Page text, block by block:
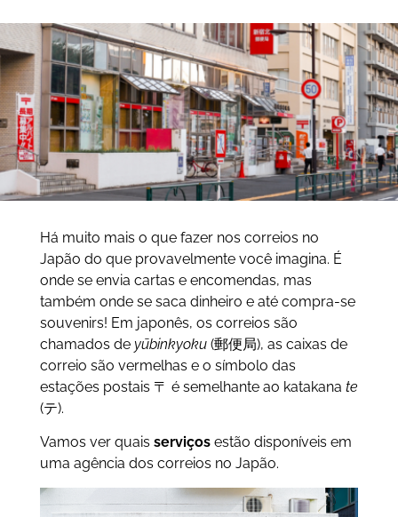
Há muito mais o que fazer nos correios no
Japão do que provavelmente você imagina. É
onde se envia cartas e encomendas, mas
também onde se saca dinheiro e até compra-se
souvenirs! Em japonês, os correios são
chamados de yūbinkyoku (郵便局), as caixas de
correio são vermelhas e o símbolo das
estações postais 〒 é semelhante ao katakana te
(テ).
Vamos ver quais serviçosestão disponíveis em
uma agência dos correios no Japão.